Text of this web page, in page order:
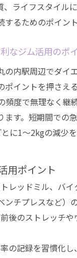
、ライフスタイル
るためのポイン
なジム活用のポ
の内駅周辺でダイ
ポイントを押さえ
頻度で無理なく継
ます。短期間での
に1〜2kgの減少
用ポイント
レッドミル、バ
ンチプレスなど）
後のストレッチ
の記録を習慣化